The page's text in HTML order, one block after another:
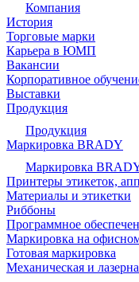
Компания
История
Торговые марки
Карьера в ЮМП
Вакансии
Корпоративное
Выставки
Продукция
Продукция
Маркировка BRADY
Маркировка
Принтеры этикеток,
Материалы и этикетки
Риббоны
Программное
Маркировка на
Готовая маркировка
Механическая и